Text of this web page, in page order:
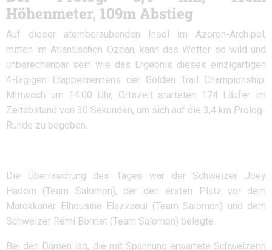
Höhenmeter, 109m Abstieg
Auf dieser atemberaubenden Insel im Azoren-Archipel,
mitten im Atlantischen Ozean, kann das Wetter so wild und
unberechenbar sein wie das Ergebnis dieses einzigartigen
4-tägigen Etappenrennens der Golden Trail Championship.
Mittwoch um 14:00 Uhr, Ortszeit starteten 174 Läufer im
Zeitabstand von 30 Sekunden, um sich auf die 3,4 km Prolog-
Runde zu begeben.
Die Überraschung des Tages war der Schweizer Joey
Hadorn (Team Salomon), der den ersten Platz vor dem
Marokkaner Elhousine Elazzaoui (Team Salomon) und dem
Schweizer Rémi Bonnet (Team Salomon) belegte.
Bei den Damen lag, die mit Spannung erwartete Schweizerin